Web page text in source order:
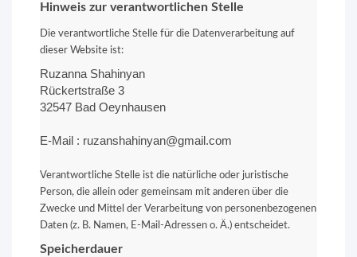
Hinweis zur verantwortlichen Stelle
Die verantwortliche Stelle für die Datenverarbeitung auf
dieser Website ist:
Ruzanna Shahinyan
Rückertstraße 3
32547 Bad Oeynhausen
E-Mail : ruzanshahinyan@gmail.com
Verantwortliche Stelle ist die natürliche oder juristische
Person, die allein oder gemeinsam mit anderen über die
Zwecke und Mittel der Verarbeitung von personenbezogenen
Daten (z. B. Namen, E-Mail-Adressen o. Ä.) entscheidet.
Speicherdauer